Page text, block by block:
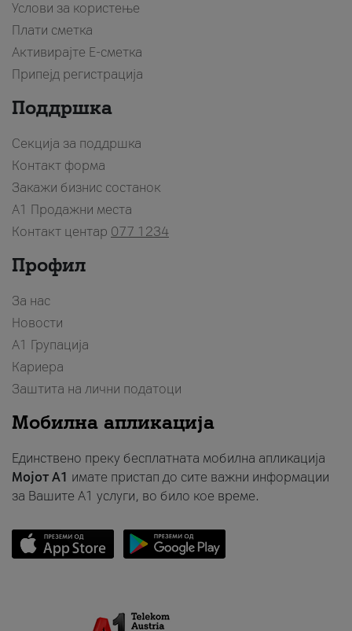
Услови за користење
Плати сметка
Активирајте Е-сметка
Припејд регистрација
Поддршка
Секција за поддршка
Контакт форма
Закажи бизнис состанок
A1 Продажни места
Контакт центар 077 1234
Профил
За нас
Новости
А1 Групација
Кариера
Заштита на лични податоци
Мобилна апликација
Единствено преку бесплатната мобилна апликација
Мојот A1 имате пристап до сите важни информации
за Вашите A1 услуги, во било кое време.